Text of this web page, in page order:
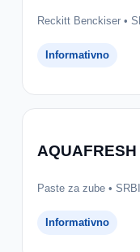
Reckitt Benckiser •
Informativno
Paste za zube •
Informativno